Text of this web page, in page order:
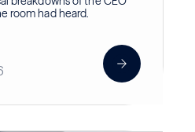
room had heard.